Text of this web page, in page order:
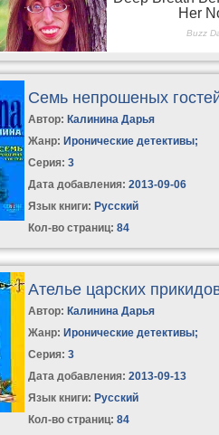
Семь непрошеных
Автор: Калинина Дарья
Жанр: Иронические детективы;
Серия:3
Дата добавления: 2013-09-06
Язык книги: Русский
Кол-во страниц: 84
Ателье царских
Автор: Калинина Дарья
Жанр: Иронические детективы;
Серия:3
Дата добавления: 2013-09-13
Язык книги: Русский
Кол-во страниц: 84